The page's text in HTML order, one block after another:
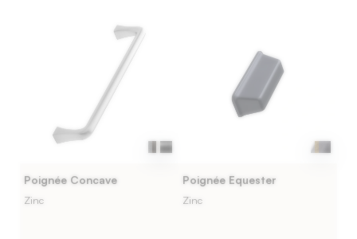
Poignée Concave
Zinc
Poignée Equester
Zinc